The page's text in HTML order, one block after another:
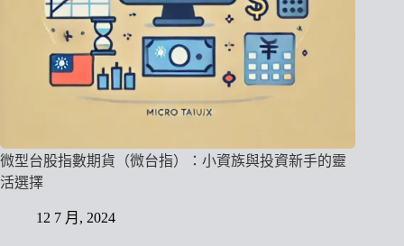
微型台股指數期貨（微台指）：小資族與投資新手的靈
活選擇
12 7 月, 2024